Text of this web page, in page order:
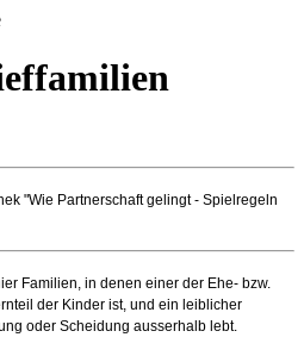
"Wie Partnerschaft gelingt - Spielregeln
Familien, in denen einer der Ehe- bzw.
der Kinder ist, und ein leiblicher
oder Scheidung ausserhalb lebt.